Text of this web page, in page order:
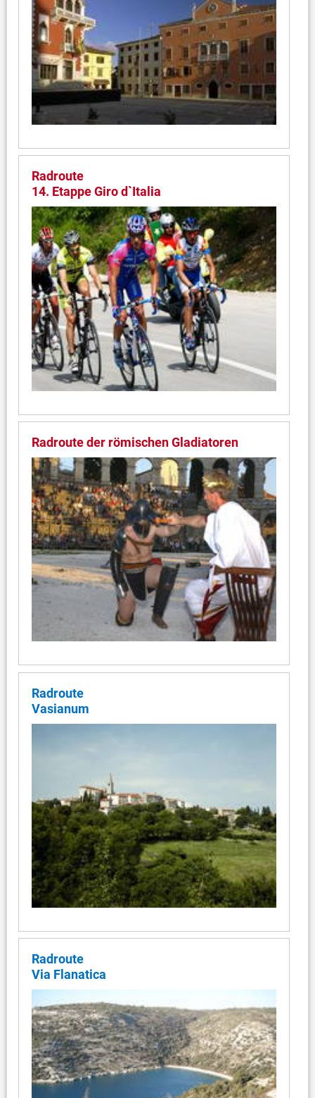
Radroute
14. Etappe Giro d`Italia
Radroute der römischen Gladiatoren
Radroute
Vasianum
Radroute
Via Flanatica